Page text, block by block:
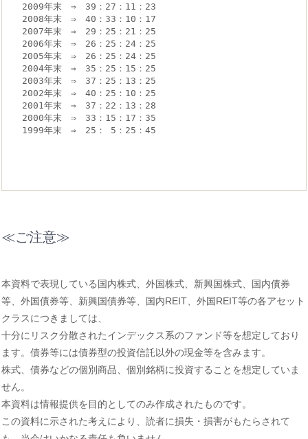
2009年末　⇒　39：27：11：23
2008年末　⇒　40：33：10：17
2007年末　⇒　29：25：21：25
2006年末　⇒　26：25：24：25
2005年末　⇒　26：25：24：25
2004年末　⇒　35：25：15：25
2003年末　⇒　37：25：13：25
2002年末　⇒　40：25：10：25
2001年末　⇒　37：22：13：28
2000年末　⇒　33：15：17：35
1999年末　⇒　25： 5：25：45
≪ご注意≫
本資料で表現している国内株式、外国株式、新興国株式、国内債券
等、外国債券等、新興国債券等、国内REIT、外国REIT等の各アセット
クラスにつきましては、
十分にリスク分散されたインデックス系のファンド等を想定しており
ます。債券等には債券型の投資信託以外の現金等を含みます。
株式、債券などの個別商品、個別銘柄に投資することを想定していま
せん。
本資料は情報提供を目的としてのみ作成されたものです。
この資料に示された考えにより、読者に損失・損害がもたらされて